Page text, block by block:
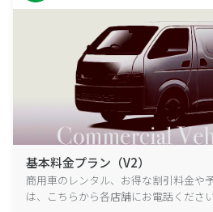
基本料金プラン（V2）
商用車のレンタル、お得な割引料金や
は、こちらから各店舗にお電話ください